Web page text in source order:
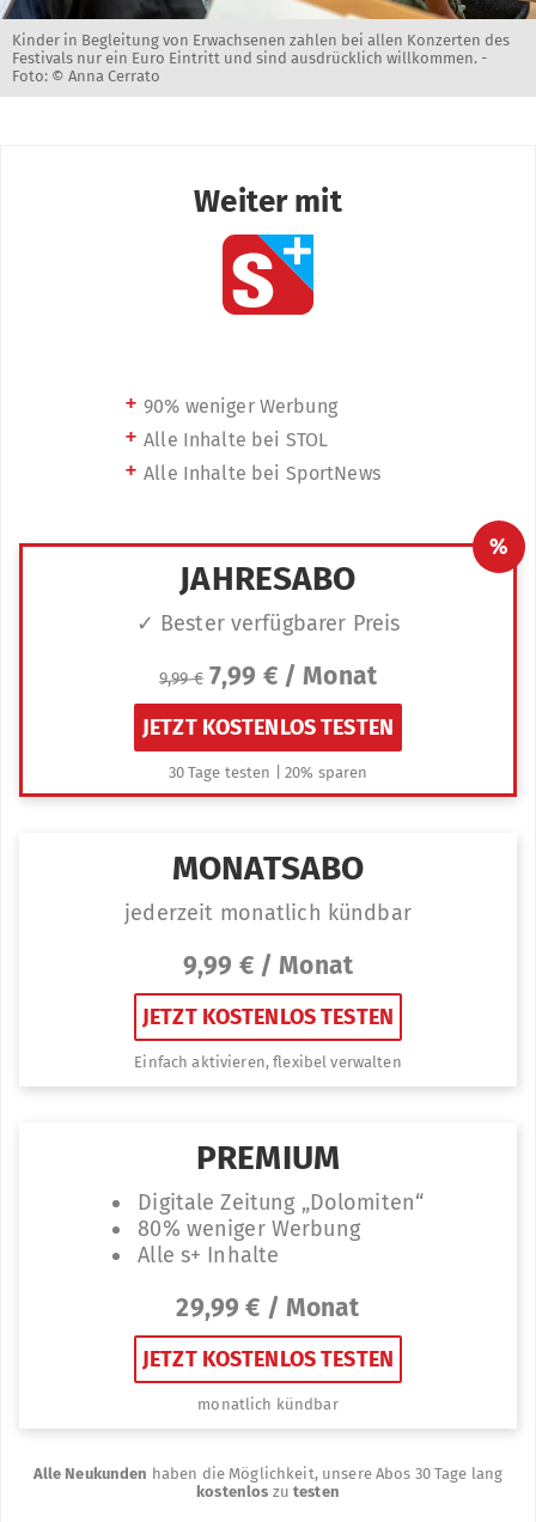
Kinder in Begleitung von Erwachsenen zahlen bei allen Konzerten des
Festivals nur ein Euro Eintritt und sind ausdrücklich willkommen. -
Foto: © Anna Cerrato